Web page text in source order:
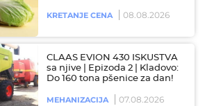
KRETANJE CENA 08.08.2026
CLAAS EVION 430 ISKUSTVA
sa njive | Epizoda 2 | Kladovo:
Do 160 tona pšenice za dan!
MEHANIZACIJA 07.08.2026